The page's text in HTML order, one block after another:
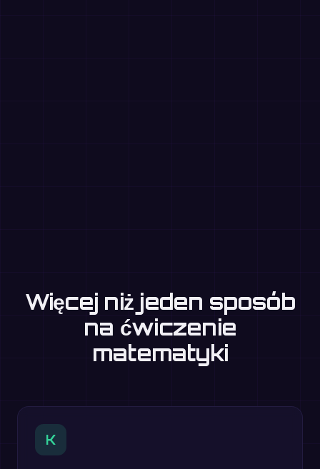
Więcej niż jeden sposób
na ćwiczenie
matematyki
K